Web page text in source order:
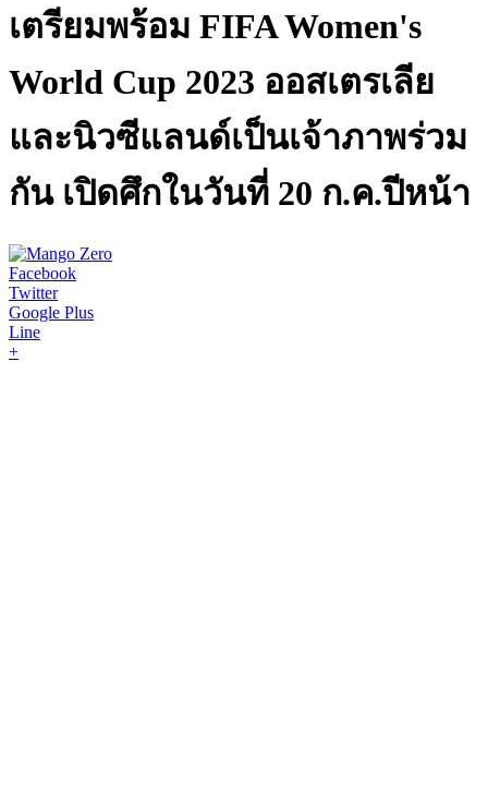
เตรียมพร้อม FIFA Women's
World Cup 2023 ออสเตรเลีย
และนิวซีแลนด์เป็นเจ้าภาพร่วม
กัน เปิดศึกในวันที่ 20 ก.ค.ปีหน้า
Facebook
Twitter
Google Plus
Line
+